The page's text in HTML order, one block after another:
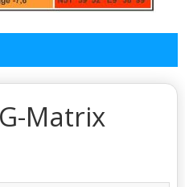
Matrix